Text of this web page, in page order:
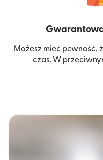
Możesz mieć pewność,
czas. W